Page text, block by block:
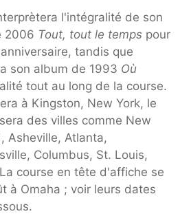
l'intégralité de son
2006 Tout, tout le temps pour
tandis que
son album de 1993 Où
tout au long de la course.
à Kingston, New York, le
des villes comme New
Asheville, Atlanta,
Columbus, St. Louis,
course en tête d'affiche se
à Omaha ; voir leurs dates